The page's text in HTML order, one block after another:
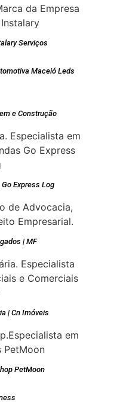
Serviços
Maceió Leds
e Construção
Express Log
| MF
| Cn Imóveis
PetMoon